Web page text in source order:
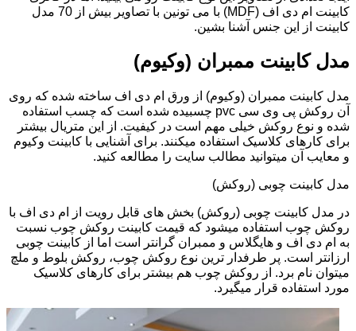
کابینت ام دی اف (MDF) با می تونین با تصاویر بیش از 70 مدل
کابینت از این جنس آشنا بشین.
مدل کابینت ممبران (وکیوم)
مدل کابینت ممبران (وکیوم) از ورق ام دی اف ساخته شده که روی
آن روکش پی وی سی pvc چسبیده شده است که چسب استفاده
شده و نوع روکش خیلی مهم است در کیفیت. از این متریال بیشتر
برای کارهای کلاسیک استفاده میکنند. برای آشنایی با کابینت وکیوم
و معایب آن میتوانید مطالب سایت را مطالعه کنید.
مدل کابینت چوبی (روکش)
در مدل کابینت چوبی (روکش) بخش های قابل رویت از ام دی اف با
روکش چوب استفاده میشود که قیمت کابینت روکش چوب نسبت
به ام دی اف و هایگلاس و ممبران گرانتر است اما از کابینت چوبی
ارزانتر است. پر طرفدار ترین نوع روکش چوب، روکش بلوط و ملچ
میتوان نام برد. از روکش چوب هم بیشتر برای کارهای کلاسیک
مورد استفاده قرار میگیرد.